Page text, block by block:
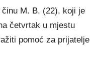
M. B. (22), koji je
četvrtak u mjestu
pomoć za prijatelje